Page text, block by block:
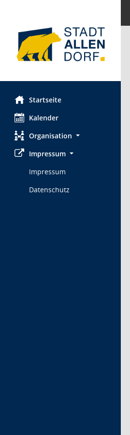
Startseite
Kalender
Organisation
Impressum
Impressum
Datenschutz